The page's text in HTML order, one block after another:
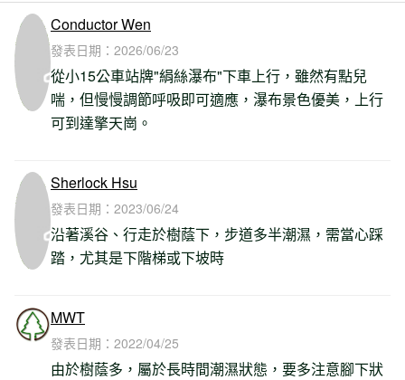
Conductor Wen
發表日期： 2026/06/23
從小15公車站牌"絹絲瀑布"下車上行，雖然有點兒
喘，但慢慢調節呼吸即可適應，瀑布景色優美，上行
可到達擎天崗。
Sherlock Hsu
發表日期： 2023/06/24
沿著溪谷、行走於樹蔭下，步道多半潮濕，需當心踩
踏，尤其是下階梯或下坡時
MWT
發表日期： 2022/04/25
由於樹蔭多，屬於長時間潮濕狀態，要多注意腳下狀